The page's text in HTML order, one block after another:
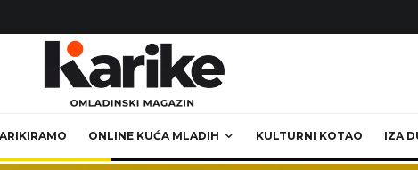
ONLINE KUĆA MLADIH KULTURNI KOTAO IZA